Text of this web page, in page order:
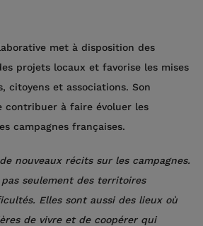
met à disposition des
projets locaux et favorise les mises
citoyens et associations. Son
contribuer à faire évoluer les
campagnes françaises.
nouveaux récits sur les campagnes.
seulement des territoires
Elles sont aussi des lieux où
de vivre et de coopérer qui